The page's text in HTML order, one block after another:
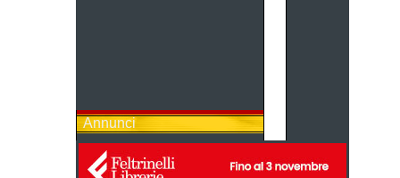
Annunci